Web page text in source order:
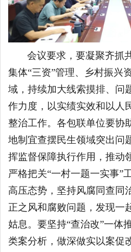
会议要求，要凝聚齐抓
集体“三资”管理、乡村振兴
域，持续加大线索摸排、问
作力度，以实绩实效和以人
整治工作。各包联单位要协
地制宜查摆民生领域突出问
挥监督保障执行作用，推动
严格把关“一村一题一实事”
高压态势，坚持风腐同查同
正之风和腐败问题，发现一
姑息。要坚持“查治改”一体
类案分析，做深做实以案促